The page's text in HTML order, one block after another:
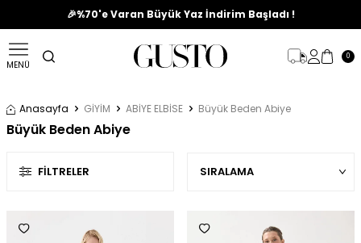
🎉%70'e Varan Büyük Yaz İndirim Başladı !
MENÜ
0
Anasayfa GİYİM ABİYE ELBİSE Büyük Beden Abiye
Büyük Beden Abiye
FILTRELER